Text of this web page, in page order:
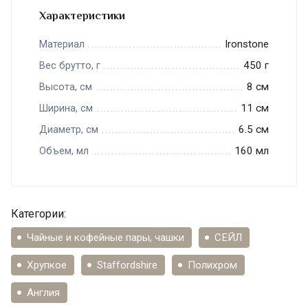
Характеристики
Материал Ironstone
Вес брутто, г 450 г
Высота, см 8 см
Ширина, см 11 см
Диаметр, см 6.5 см
Объем, мл 160 мл
Категории:
Чайные и кофейные пары, чашки СЕЙЛ
Хрупкое Staffordshire Полихром
Англия